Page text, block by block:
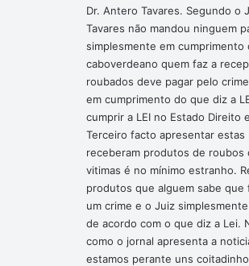
Dr. Antero Tavares. Segundo o
Tavares não mandou ninguem
simplesmente em cumprimento
caboverdeano quem faz a
roubados deve pagar pelo
em cumprimento do que diz a
cumprir a LEI no Estado Direito
Terceiro facto apresentar estas
receberam produtos de roubos
vitimas é no mínimo estranho.
produtos que alguem sabe que
um crime e o Juiz
de acordo com o que diz a Lei.
como o jornal apresenta a
estamos perante uns